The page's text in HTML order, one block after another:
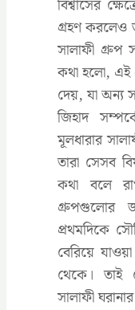
বিশ্বাসের
গ্রহণ করলেও
সালাফী গ্রুপ
কথা হলো,
দেয়, যা অন্য
জিহাদ
মূলধারার
তারা সেসব
কথা বলে
গ্রুপগুলোর
প্রথমদিকে
বেরিয়ে
থেকে। তাই
সালাফী